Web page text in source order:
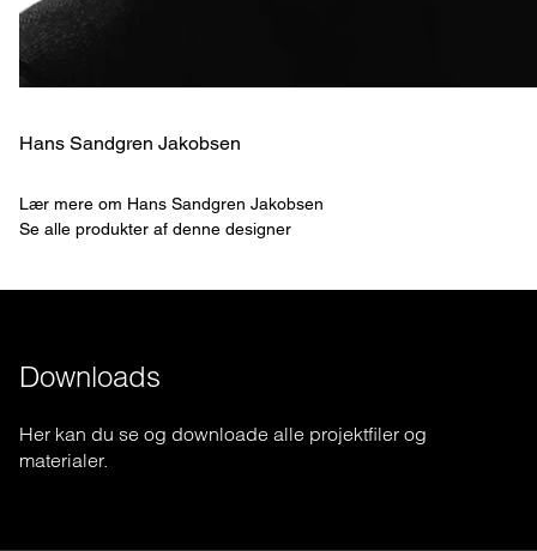
Hans Sandgren Jakobsen
Lær mere om Hans Sandgren Jakobsen
Se alle produkter af denne designer
Downloads
Her kan du se og downloade alle projektfiler og
materialer.